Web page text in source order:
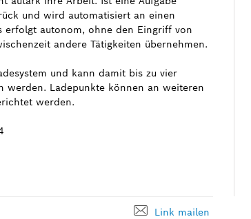
und wird automatisiert an einen
erfolgt autonom, ohne den Eingriff von
andere Tätigkeiten übernehmen.
und kann damit bis zu vier
werden. Ladepunkte können an weiteren
werden.
Link mailen